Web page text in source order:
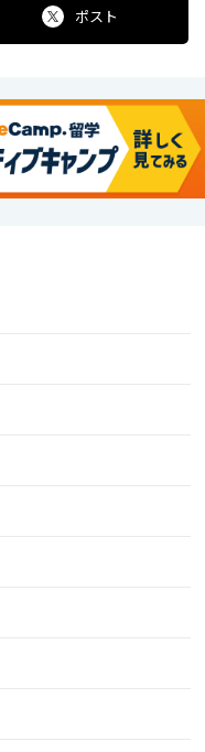
ポスト